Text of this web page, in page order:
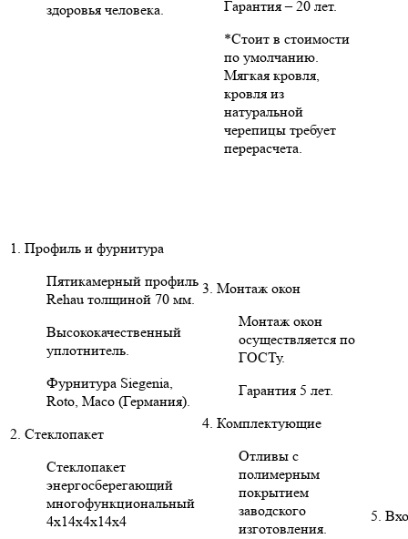
здоровья человека.
Гарантия – 20 лет.
*Стоит в стоимости
по умолчанию.
Мягкая кровля,
кровля из
натуральной
черепицы требует
перерасчета.
1. Профиль и фурнитура
Пятикамерный профиль
Rehau толщиной 70 мм.
Высококачественный
уплотнитель.
Фурнитура Siegenia,
Roto, Maco (Германия).
2. Стеклопакет
Стеклопакет
энергосберегающий
многофункциональный
4х14х4х14х4
3. Монтаж окон
Монтаж окон
осуществляется по
ГОСТу.
Гарантия 5 лет.
4. Комплектующие
Отливы с
полимерным
покрытием
заводского
изготовления.
5.